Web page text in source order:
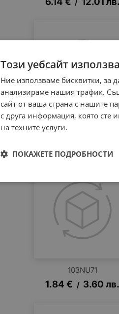
/
BC817DPN,115
103NU71
1.84 € / 3.60 лв.
Този уебсайт
Ние използваме бисквитки, за
анализираме нашия трафик.
сайт от ваша страна с нашите
с друга информация, която сте
на техните услуги.
ПОКАЖЕТЕ ПОДРОБНОСТИ